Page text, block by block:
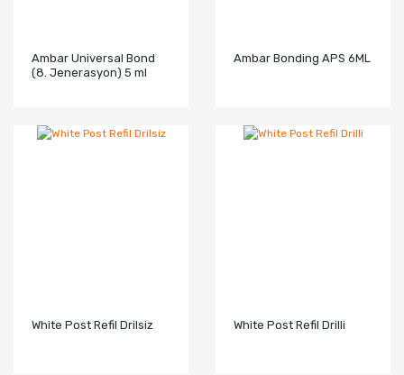
Ambar Universal Bond
(8. Jenerasyon) 5 ml
Ambar Bonding APS 6ML
White Post Refil Drilsiz White Post Refil Drilli